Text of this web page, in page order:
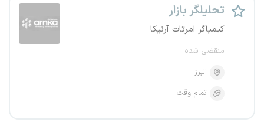
تحلیلگر بازار
کیمیاگر امرتات آرنیکا
منقضی شده
البرز
تمام وقت